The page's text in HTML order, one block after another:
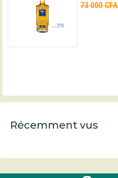
73 000CFA
Récemment vus